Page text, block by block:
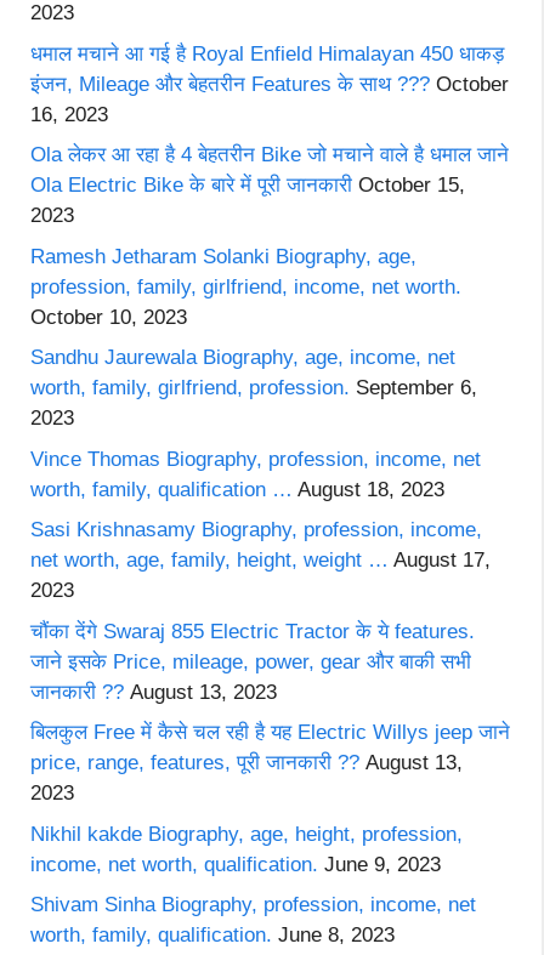
2023
धमाल मचाने आ गई है Royal Enfield Himalayan 450 धाकड़
इंजन, Mileage और बेहतरीन Features के साथ ??? October
16, 2023
Ola लेकर आ रहा है 4 बेहतरीन Bike जो मचाने वाले है धमाल जाने
Ola Electric Bike के बारे में पूरी जानकारी October 15,
2023
Ramesh Jetharam Solanki Biography, age,
profession, family, girlfriend, income, net worth.
October 10, 2023
Sandhu Jaurewala Biography, age, income, net
worth, family, girlfriend, profession. September 6,
2023
Vince Thomas Biography, profession, income, net
worth, family, qualification … August 18, 2023
Sasi Krishnasamy Biography, profession, income,
net worth, age, family, height, weight … August 17,
2023
चौंका देंगे Swaraj 855 Electric Tractor के ये features.
जाने इसके Price, mileage, power, gear और बाकी सभी
जानकारी ?? August 13, 2023
बिलकुल Free में कैसे चल रही है यह Electric Willys jeep जाने
price, range, features, पूरी जानकारी ?? August 13,
2023
Nikhil kakde Biography, age, height, profession,
income, net worth, qualification. June 9, 2023
Shivam Sinha Biography, profession, income, net
worth, family, qualification. June 8, 2023